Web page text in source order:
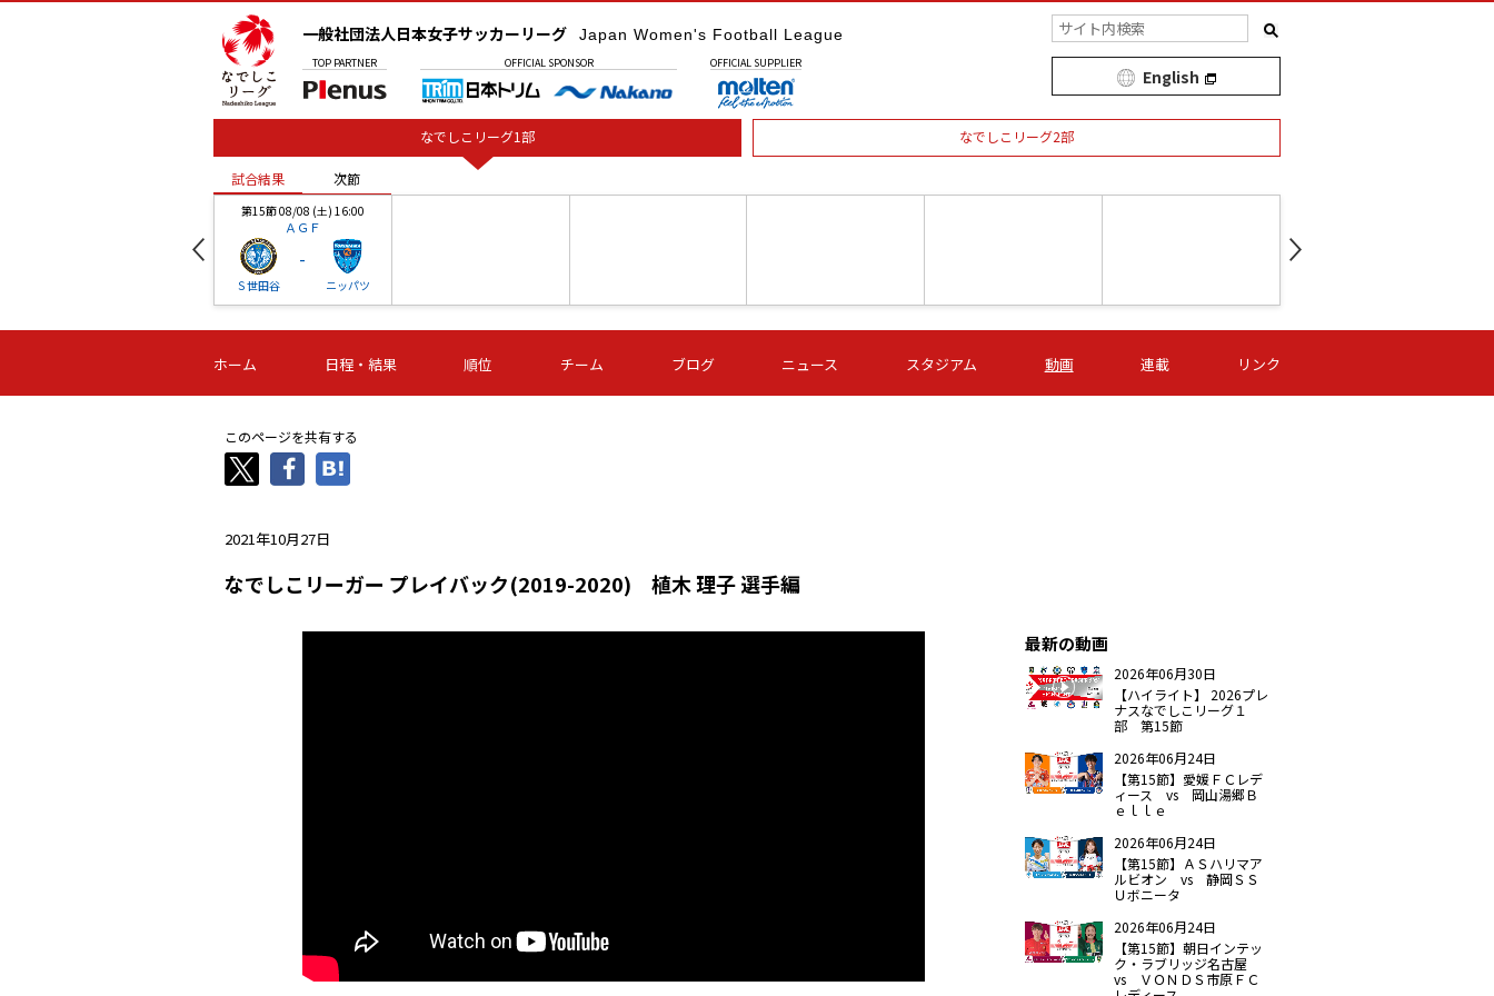
一般社団法人日本女子サッカーリーグ Japan Women's Football League
TOP PARTNER OFFICIAL SPONSOR OFFICIAL SUPPLIER
English
なでしこリーグ1部 なでしこリーグ2部
試合結果 次節
第15節 08/08 (土) 16:00
ＡＧＦ
Ｓ世田谷
-
ニッパツ
-
第16節 09/05 (土) 15:00
ニッパツ
ニッパツ
-
名古屋
第16節 09/05 (土) 15:00
石人の星
-
第16節 09/05 (土) 16:00
ＡＧＦ
-
いちご
-
第16節 09/06 (日) 15:00
-
第16節 09/06 (日) 15:00
- -
試合結果 次節
ホーム 日程・結果 順位 チーム ブログ ニュース スタジアム 動画 連載 リンク
このページを共有する
2021年10月27日
なでしこリーガー プレイバック(2019-2020) 植木 理子 選手編
最新の動画
2026年06月30日
【ハイライト】 2026プレ
ナスなでしこリーグ１
部 第15節
2026年06月24日
【第15節】愛媛ＦＣレデ
ィース vs 岡山湯郷Ｂ
ｅｌｌｅ
2026年06月24日
【第15節】ＡＳハリマア
ルビオン vs 静岡ＳＳ
Ｕボニータ
2026年06月24日
【第15節】朝日インテッ
ク・ラブリッジ名古屋
vs ＶＯＮＤＳ市原ＦＣ